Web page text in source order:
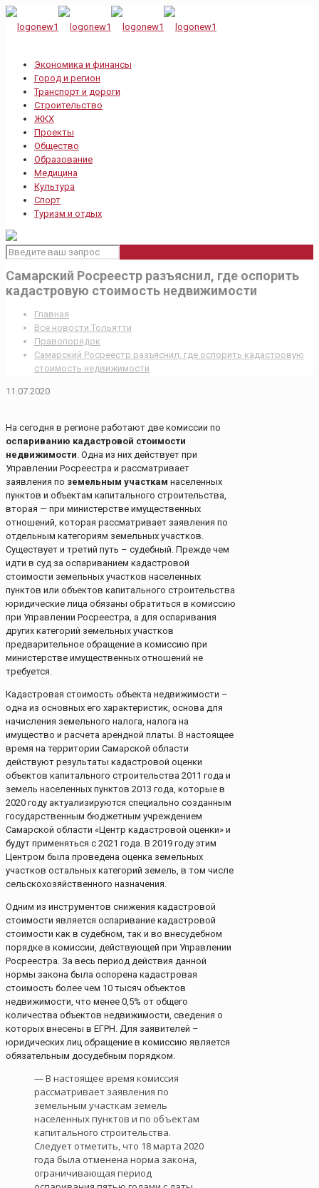
Экономика и финансы
Город и регион
Транспорт и дороги
Строительство
ЖКХ
Проекты
Общество
Образование
Медицина
Культура
Спорт
Туризм и отдых
Самарский Росреестр разъяснил, где оспорить
кадастровую стоимость недвижимости
Главная
Все новости Тольятти
Правопорядок
Самарский Росреестр разъяснил, где оспорить кадастровую
стоимость недвижимости
11.07.2020
На сегодня в регионе работают две комиссии по
оспариванию кадастровой стоимости
недвижимости. Одна из них действует при
Управлении Росреестра и рассматривает
заявления по земельным участкам населенных
пунктов и объектам капитального строительства,
вторая — при министерстве имущественных
отношений, которая рассматривает заявления по
отдельным категориям земельных участков.
Существует и третий путь – судебный. Прежде чем
идти в суд за оспариванием кадастровой
стоимости земельных участков населенных
пунктов или объектов капитального строительства
юридические лица обязаны обратиться в комиссию
при Управлении Росреестра, а для оспаривания
других категорий земельных участков
предварительное обращение в комиссию при
министерстве имущественных отношений не
требуется.
Кадастровая стоимость объекта недвижимости –
одна из основных его характеристик, основа для
начисления земельного налога, налога на
имущество и расчета арендной платы. В настоящее
время на территории Самарской области
действуют результаты кадастровой оценки
объектов капитального строительства 2011 года и
земель населенных пунктов 2013 года, которые в
2020 году актуализируются специально созданным
государственным бюджетным учреждением
Самарской области «Центр кадастровой оценки» и
будут применяться с 2021 года. В 2019 году этим
Центром была проведена оценка земельных
участков остальных категорий земель, в том числе
сельскохозяйственного назначения.
Одним из инструментов снижения кадастровой
стоимости является оспаривание кадастровой
стоимости как в судебном, так и во внесудебном
порядке в комиссии, действующей при Управлении
Росреестра. За весь период действия данной
нормы закона была оспорена кадастровая
стоимость более чем 10 тысяч объектов
недвижимости, что менее 0,5% от общего
количества объектов недвижимости, сведения о
которых внесены в ЕГРН. Для заявителей –
юридических лиц обращение в комиссию является
обязательным досудебным порядком.
— В настоящее время комиссия
рассматривает заявления по
земельным участкам земель
населенных пунктов и по объектам
капитального строительства.
Следует отметить, что 18 марта 2020
года была отменена норма закона,
ограничивающая период